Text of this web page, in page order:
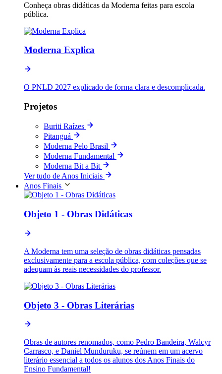
Conheça obras didáticas da Moderna feitas para escola
pública.
Moderna Explica
O PNLD 2027 explicado de forma clara e descomplicada.
Projetos
Buriti Raízes
Pitanguá
Moderna Pelo Brasil
Moderna Fundamental
Moderna Bit a Bit
Ver tudo de Anos Iniciais
Anos Finais
Objeto 1 - Obras Didáticas
A Moderna tem uma seleção de obras didáticas pensadas
exclusivamente para a escola pública, com coleções que se
adequam às reais necessidades do professor.
Objeto 3 - Obras Literárias
Obras de autores renomados, como Pedro Bandeira, Walcyr
Carrasco, e Daniel Munduruku, se reúnem em um acervo
literário essencial a todos os alunos dos Anos Finais do
Ensino Fundamental!